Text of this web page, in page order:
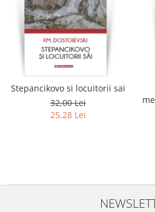
Stepancikovo si locuitorii sai
32,00 Lei
25,28 Lei